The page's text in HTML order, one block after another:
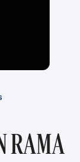
RAMA